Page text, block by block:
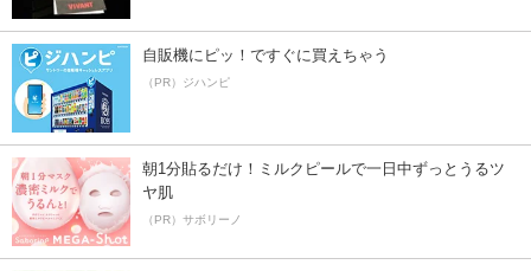
自販機にピッ！ですぐに買えちゃう
（PR）ジハンピ
朝1分貼るだけ！ミルクピールで一日中ずっとうるツ
ヤ肌
（PR）サボリーノ